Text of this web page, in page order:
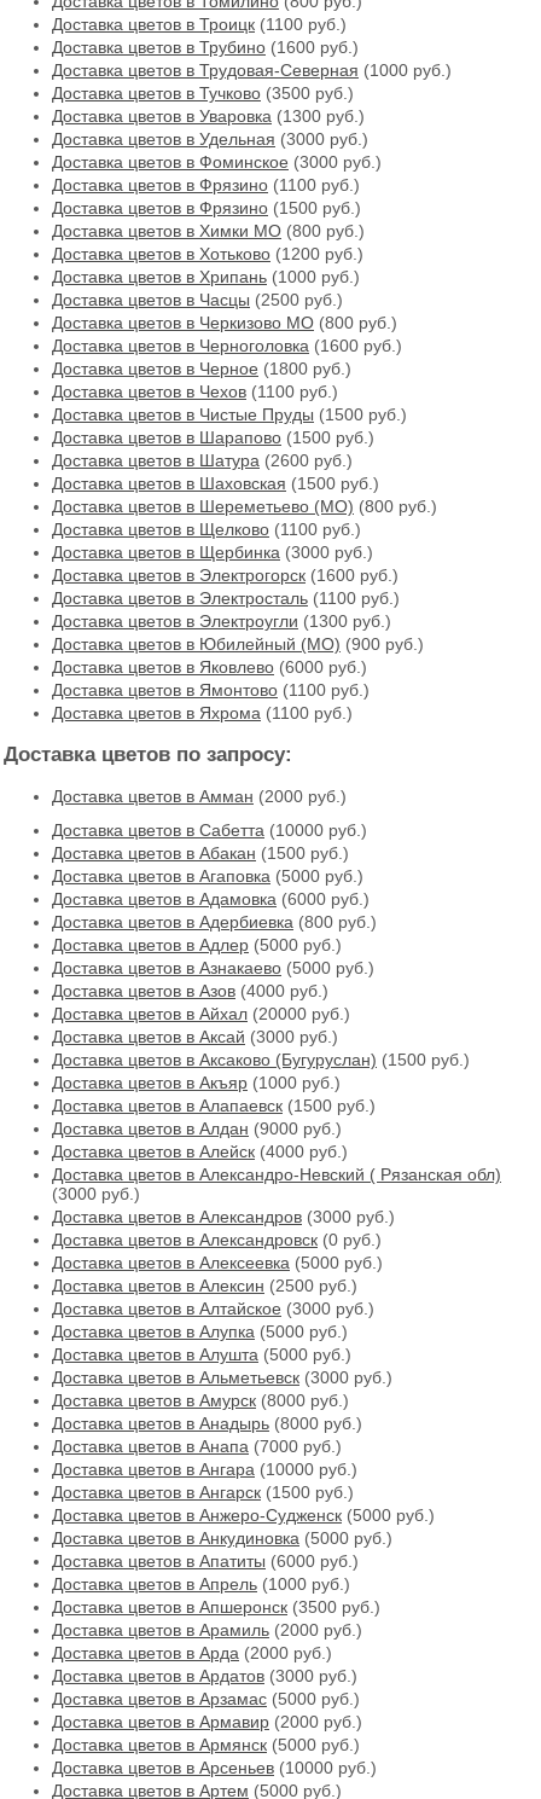
Доставка цветов в Троицк (1100 руб.)
Доставка цветов в Трубино (1600 руб.)
Доставка цветов в Трудовая-Северная (1000 руб.)
Доставка цветов в Тучково (3500 руб.)
Доставка цветов в Уваровка (1300 руб.)
Доставка цветов в Удельная (3000 руб.)
Доставка цветов в Фоминское (3000 руб.)
Доставка цветов в Фрязино (1100 руб.)
Доставка цветов в Фрязино (1500 руб.)
Доставка цветов в Химки МО (800 руб.)
Доставка цветов в Хотьково (1200 руб.)
Доставка цветов в Хрипань (1000 руб.)
Доставка цветов в Часцы (2500 руб.)
Доставка цветов в Черкизово МО (800 руб.)
Доставка цветов в Черноголовка (1600 руб.)
Доставка цветов в Черное (1800 руб.)
Доставка цветов в Чехов (1100 руб.)
Доставка цветов в Чистые Пруды (1500 руб.)
Доставка цветов в Шарапово (1500 руб.)
Доставка цветов в Шатура (2600 руб.)
Доставка цветов в Шаховская (1500 руб.)
Доставка цветов в Шереметьево (МО) (800 руб.)
Доставка цветов в Щелково (1100 руб.)
Доставка цветов в Щербинка (3000 руб.)
Доставка цветов в Электрогорск (1600 руб.)
Доставка цветов в Электросталь (1100 руб.)
Доставка цветов в Электроугли (1300 руб.)
Доставка цветов в Юбилейный (МО) (900 руб.)
Доставка цветов в Яковлево (6000 руб.)
Доставка цветов в Ямонтово (1100 руб.)
Доставка цветов в Яхрома (1100 руб.)
Доставка цветов по запросу:
Доставка цветов в Амман (2000 руб.)
Доставка цветов в Cабетта (10000 руб.)
Доставка цветов в Абакан (1500 руб.)
Доставка цветов в Агаповка (5000 руб.)
Доставка цветов в Адамовка (6000 руб.)
Доставка цветов в Адербиевка (800 руб.)
Доставка цветов в Адлер (5000 руб.)
Доставка цветов в Азнакаево (5000 руб.)
Доставка цветов в Азов (4000 руб.)
Доставка цветов в Айхал (20000 руб.)
Доставка цветов в Аксай (3000 руб.)
Доставка цветов в Аксаково (Бугуруслан) (1500 руб.)
Доставка цветов в Акъяр (1000 руб.)
Доставка цветов в Алапаевск (1500 руб.)
Доставка цветов в Алдан (9000 руб.)
Доставка цветов в Алейск (4000 руб.)
Доставка цветов в Александро-Невский ( Рязанская обл)
(3000 руб.)
Доставка цветов в Александров (3000 руб.)
Доставка цветов в Александровск (0 руб.)
Доставка цветов в Алексеевка (5000 руб.)
Доставка цветов в Алексин (2500 руб.)
Доставка цветов в Алтайское (3000 руб.)
Доставка цветов в Алупка (5000 руб.)
Доставка цветов в Алушта (5000 руб.)
Доставка цветов в Альметьевск (3000 руб.)
Доставка цветов в Амурск (8000 руб.)
Доставка цветов в Анадырь (8000 руб.)
Доставка цветов в Анапа (7000 руб.)
Доставка цветов в Ангара (10000 руб.)
Доставка цветов в Ангарск (1500 руб.)
Доставка цветов в Анжеро-Судженск (5000 руб.)
Доставка цветов в Анкудиновка (5000 руб.)
Доставка цветов в Апатиты (6000 руб.)
Доставка цветов в Апрель (1000 руб.)
Доставка цветов в Апшеронск (3500 руб.)
Доставка цветов в Арамиль (2000 руб.)
Доставка цветов в Арда (2000 руб.)
Доставка цветов в Ардатов (3000 руб.)
Доставка цветов в Арзамас (5000 руб.)
Доставка цветов в Армавир (2000 руб.)
Доставка цветов в Армянск (5000 руб.)
Доставка цветов в Арсеньев (10000 руб.)
Доставка цветов в Артем (5000 руб.)